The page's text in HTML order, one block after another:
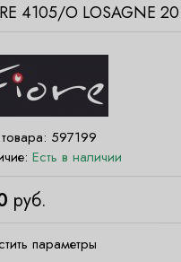
4105/O LOSAGNE
597199
Есть в наличии
руб.
параметры